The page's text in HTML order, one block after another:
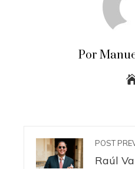
Por
POST
Raúl